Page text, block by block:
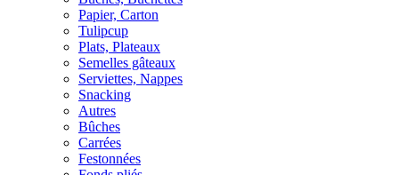
Papier, Carton
Tulipcup
Plats, Plateaux
Semelles gâteaux
Serviettes, Nappes
Snacking
Autres
Bûches
Carrées
Festonnées